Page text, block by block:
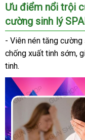
Ưu điểm nổi trội ở
cường sinh lý
- Viên nén tăng cường
chống xuất tinh sớm,
tinh.